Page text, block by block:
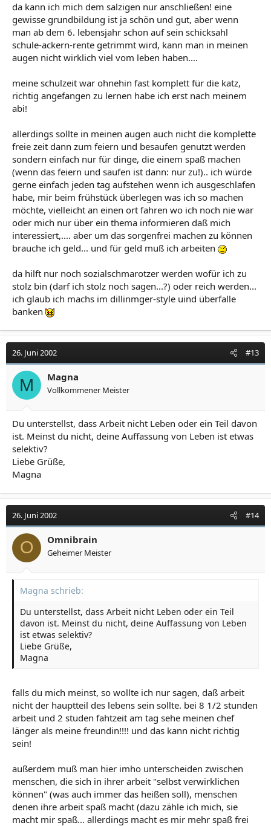
da kann ich mich dem salzigen nur anschließen! eine
gewisse grundbildung ist ja schön und gut, aber wenn
man ab dem 6. lebensjahr schon auf sein schicksahl
schule-ackern-rente getrimmt wird, kann man in meinen
augen nicht wirklich viel vom leben haben....
meine schulzeit war ohnehin fast komplett für die katz,
richtig angefangen zu lernen habe ich erst nach meinem
abi!
allerdings sollte in meinen augen auch nicht die komplette
freie zeit dann zum feiern und besaufen genutzt werden
sondern einfach nur für dinge, die einem spaß machen
(wenn das feiern und saufen ist dann: nur zu!).. ich würde
gerne einfach jeden tag aufstehen wenn ich ausgeschlafen
habe, mir beim frühstück überlegen was ich so machen
möchte, vielleicht an einen ort fahren wo ich noch nie war
oder mich nur über ein thema informieren daß mich
interessiert,.... aber um das sorgenfrei machen zu können
brauche ich geld... und für geld muß ich arbeiten
da hilft nur noch sozialschmarotzer werden wofür ich zu
stolz bin (darf ich stolz noch sagen...?) oder reich werden...
ich glaub ich machs im dillinmger-style uind überfalle
banken
26. Juni 2002 #13
M Magna
Vollkommener Meister
Du unterstellst, dass Arbeit nicht Leben oder ein Teil davon
ist. Meinst du nicht, deine Auffassung von Leben ist etwas
selektiv?
Liebe Grüße,
Magna
26. Juni 2002 #14
O Omnibrain
Geheimer Meister
Magna schrieb:
Du unterstellst, dass Arbeit nicht Leben oder ein Teil
davon ist. Meinst du nicht, deine Auffassung von Leben
ist etwas selektiv?
Liebe Grüße,
Magna
falls du mich meinst, so wollte ich nur sagen, daß arbeit
nicht der hauptteil des lebens sein sollte. bei 8 1/2 stunden
arbeit und 2 studen fahtzeit am tag sehe meinen chef
länger als meine freundin!!!! und das kann nicht richtig
sein!
außerdem muß man hier imho unterscheiden zwischen
menschen, die sich in ihrer arbeit "selbst verwirklichen
können" (was auch immer das heißen soll), menschen
denen ihre arbeit spaß macht (dazu zähle ich mich, sie
macht mir spaß... allerdings macht es mir mehr spaß frei